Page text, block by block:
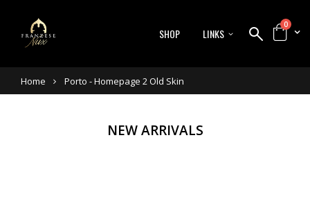
SHOP LINKS
0
Home Porto - Homepage 2 Old Skin
NEW ARRIVALS